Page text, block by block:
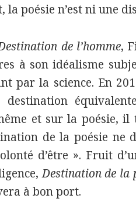
la poésie n’est ni une
de l’homme,
à son idéalisme
par la science. En
et sur la poésie, il
de la poésie ne
d’être ». Fruit
Destination de la
à bon port.